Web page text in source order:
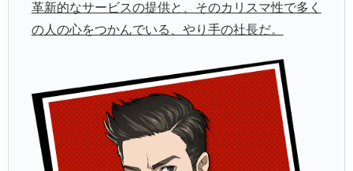
革新的なサービスの提供と、そのカリスマ性で多く
の人の心をつかんでいる、やり手の社長だ。